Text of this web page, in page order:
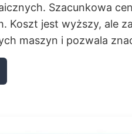
Szacunkowa
Koszt jest wyższy, ale
maszyn i pozwala